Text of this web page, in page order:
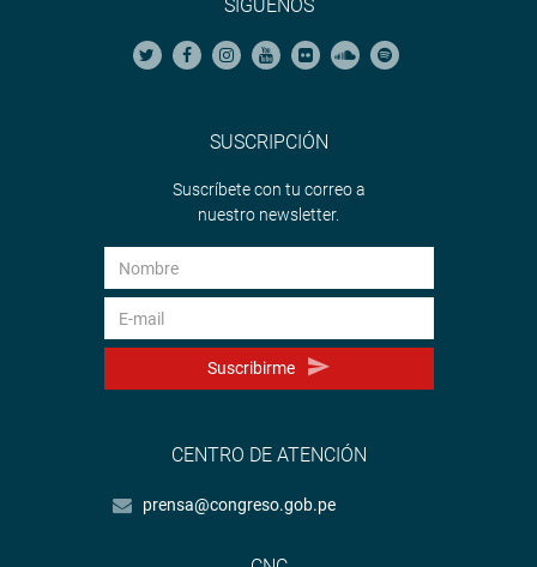
SÍGUENOS
SUSCRIPCIÓN
Suscríbete con tu correo a
nuestro newsletter.
Suscribirme
CENTRO DE ATENCIÓN
prensa@congreso.gob.pe